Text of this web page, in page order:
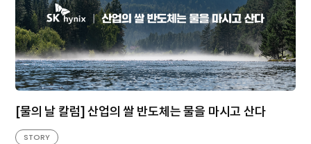
[물의 날 칼럼] 산업의 쌀 반도체는 물을 마시고 산다
STORY